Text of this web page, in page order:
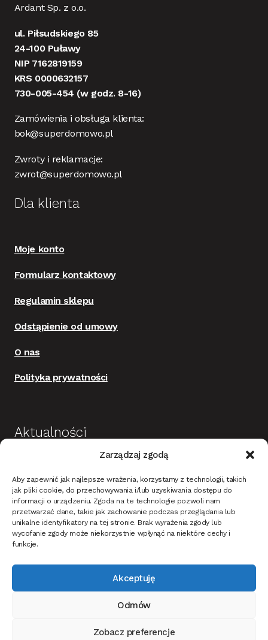
Zarządzaj zgodą
Aby zapewnić jak najlepsze wrażenia, korzystamy z technologii, takich
jak pliki cookie, do przechowywania i/lub uzyskiwania dostępu do
informacji o urządzeniu. Zgoda na te technologie pozwoli nam
przetwarzać dane, takie jak zachowanie podczas przeglądania lub
unikalne identyfikatory na tej stronie. Brak wyrażenia zgody lub
wycofanie zgody może niekorzystnie wpłynąć na niektóre cechy i
funkcje.
Akceptuję
Odmów
Zobacz preferencje
Ardant Sp. z o.o.
ul. Piłsudskiego 85
24-100 Puławy
NIP 7162819159
KRS 0000632157
730-005-454 (w godz. 8-16)
Zamówienia i obsługa klienta:
bok@superdomowo.pl
Zwroty i reklamacje:
zwrot@superdomowo.pl
Dla klienta
Moje konto
Formularz kontaktowy
Regulamin sklepu
Odstąpienie od umowy
O nas
Polityka prywatności
Aktualności
Budowa i wykończenie domu jako dobra
inwestycja
Mieszkanie w stylu nowoczesnym – na co
zwrócić uwagę?
Oświetlenie ciemnych ścian i tapet w korytarzu –
Jak oświetlić dom i ogród na Święta Bożego
narodzenia?
Ta strona korzysta z ciasteczek, aby świadczyć usługi na najwyższym